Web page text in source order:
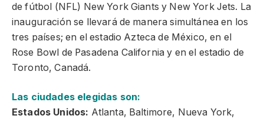
de fútbol (NFL) New York Giants y New York Jets. La
inauguración se llevará de manera simultánea en los
tres países; en el estadio Azteca de México, en el
Rose Bowl de Pasadena California y en el estadio de
Toronto, Canadá.
Las ciudades elegidas son:
Estados Unidos: Atlanta, Baltimore, Nueva York,